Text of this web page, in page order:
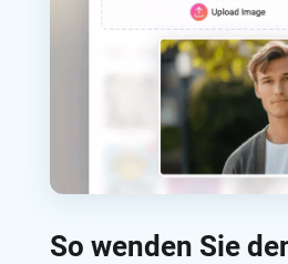
So wenden Sie